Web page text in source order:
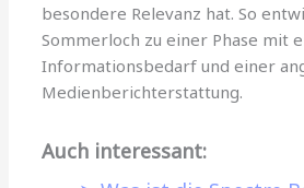
besondere Relevanz hat. So
Sommerloch zu einer Phase mit
Informationsbedarf und einer
Medienberichterstattung.
Auch interessant: